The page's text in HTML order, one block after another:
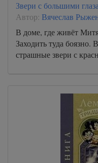
Звери с большими
Автор: Вячеслав
В доме, где живёт
Заходить туда
страшные звери с